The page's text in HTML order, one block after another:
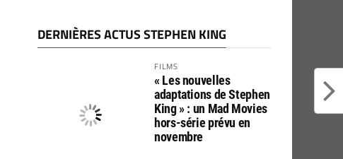
DERNIÈRES ACTUS STEPHEN KING
FILMS
« Les nouvelles
adaptations de Stephen
King » : un Mad Movies
hors-série prévu en
novembre